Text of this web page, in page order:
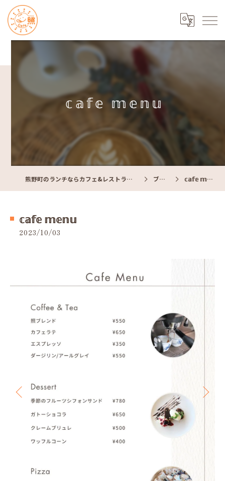
𝕔𝕒𝕗𝕖 𝕞𝕖𝕟𝕦
熊野町のランチならカフェ&レストラン Cafe照 ブログ 𝕔𝕒𝕗𝕖 𝕞𝕖𝕟𝕦
𝕔𝕒𝕗𝕖 𝕞𝕖𝕟𝕦
2023/10/03